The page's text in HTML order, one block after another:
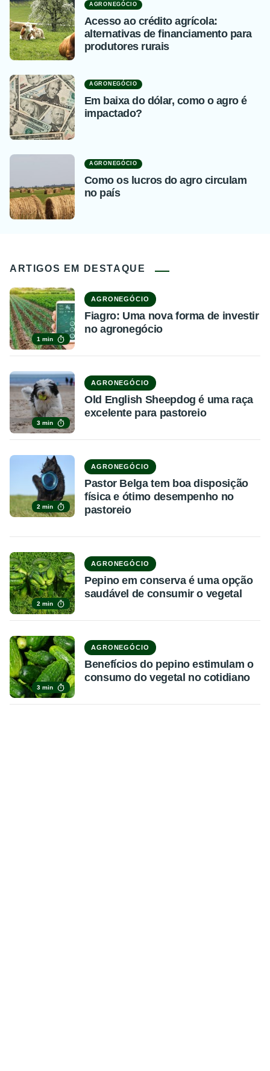
AGRONEGÓCIO
Acesso ao crédito agrícola:
alternativas de financiamento para
produtores rurais
AGRONEGÓCIO
Em baixa do dólar, como o agro é
impactado?
AGRONEGÓCIO
Como os lucros do agro circulam
no país
ARTIGOS EM DESTAQUE
1 min
AGRONEGÓCIO
Fiagro: Uma nova forma de investir
no agronegócio
3 min
AGRONEGÓCIO
Old English Sheepdog é uma raça
excelente para pastoreio
2 min
AGRONEGÓCIO
Pastor Belga tem boa disposição
física e ótimo desempenho no
pastoreio
2 min
AGRONEGÓCIO
Pepino em conserva é uma opção
saudável de consumir o vegetal
3 min
AGRONEGÓCIO
Benefícios do pepino estimulam o
consumo do vegetal no cotidiano